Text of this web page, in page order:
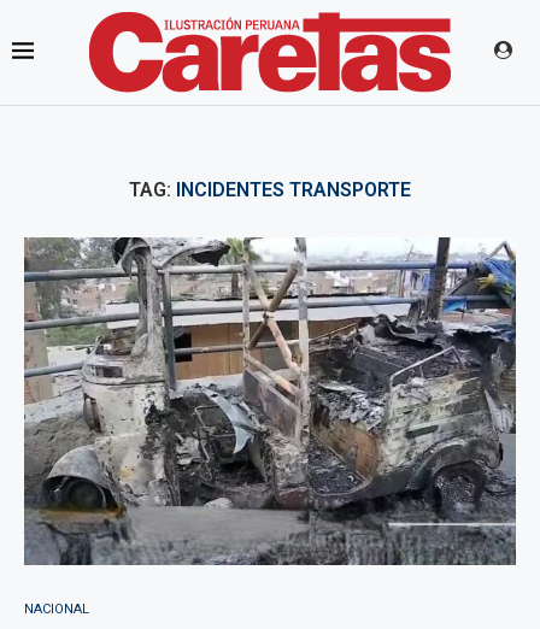
TAG: INCIDENTES TRANSPORTE
NACIONAL